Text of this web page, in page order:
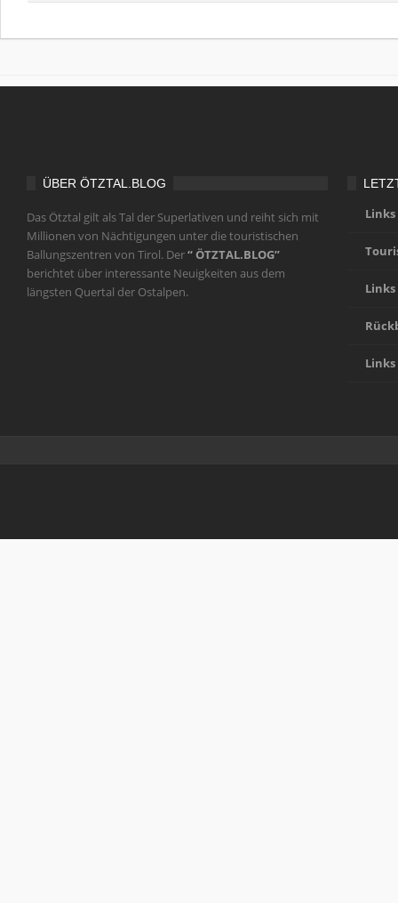
ÜBER ÖTZTAL.BLOG
Das Ötztal gilt als Tal der Superlativen und reiht sich mit
Millionen von Nächtigungen unter die touristischen
Ballungszentren von Tirol. Der“ ÖTZTAL.BLOG”
berichtet über interessante Neuigkeiten aus dem
längsten Quertal der Ostalpen.
Links
Links
Links